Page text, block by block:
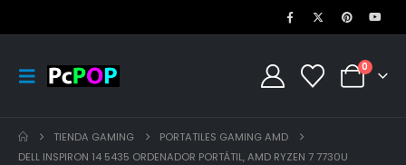
0
TIENDA GAMING
PORTATILES GAMING AMD
DELL INSPIRON 14 5435 ORDENADOR PORTÁTIL, AMD RYZEN 7 7730U